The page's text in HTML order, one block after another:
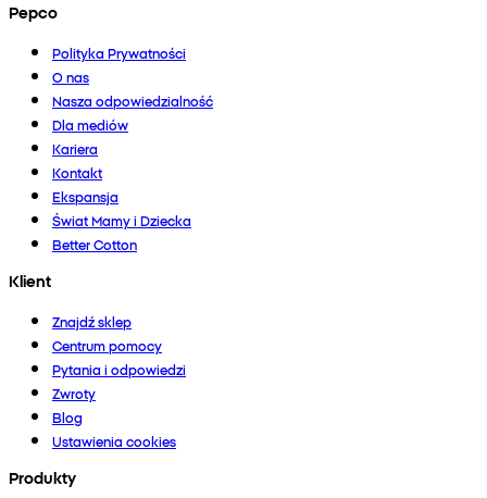
Pepco
Polityka Prywatności
O nas
Nasza odpowiedzialność
Dla mediów
Kariera
Kontakt
Ekspansja
Świat Mamy i Dziecka
Better Cotton
Klient
Znajdź sklep
Centrum pomocy
Pytania i odpowiedzi
Zwroty
Blog
Ustawienia cookies
Produkty